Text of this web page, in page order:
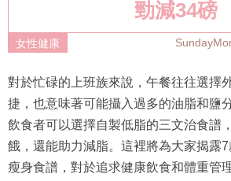
勁減34磅
女性健康
對於忙碌的上班族來說，午餐往往選擇
捷，也意味著可能攝入過多的油脂和鹽
飲食者可以選擇自製低脂的三文治食譜
餓，還能助力減脂。這裡將為大家揭露
瘦身食譜，對於追求健康飲食和體重管